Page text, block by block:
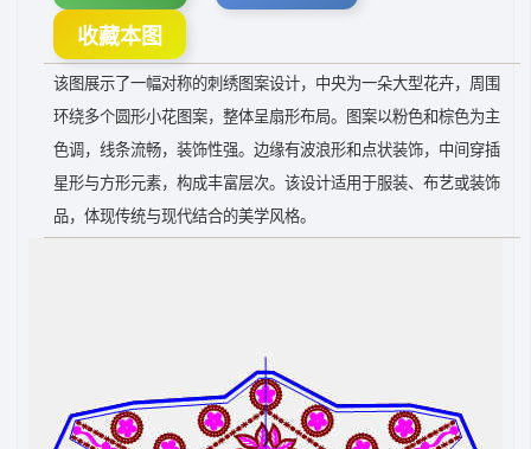
收藏本图
该图展示了一幅对称的刺绣图案设计，中央为一朵大型花卉，周围
环绕多个圆形小花图案，整体呈扇形布局。图案以粉色和棕色为主
色调，线条流畅，装饰性强。边缘有波浪形和点状装饰，中间穿插
星形与方形元素，构成丰富层次。该设计适用于服装、布艺或装饰
品，体现传统与现代结合的美学风格。